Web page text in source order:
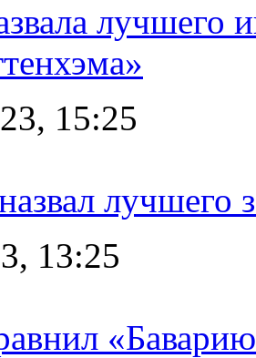
лучшего
15:25
лучшего
13:25